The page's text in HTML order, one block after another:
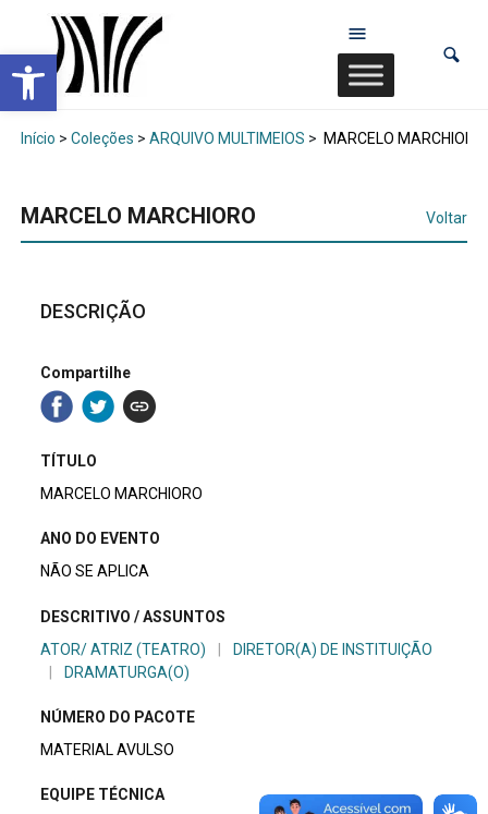
Abrir a barra de ferramentas
Início > Coleções > ARQUIVO MULTIMEIOS > MARCELO MARCHIORO
MARCELO MARCHIORO Voltar
DESCRIÇÃO
Compartilhe
TÍTULO
MARCELO MARCHIORO
ANO DO EVENTO
NÃO SE APLICA
DESCRITIVO / ASSUNTOS
ATOR/ ATRIZ (TEATRO)
DIRETOR(A) DE INSTITUIÇÃO
DRAMATURGA(O)
NÚMERO DO PACOTE
MATERIAL AVULSO
EQUIPE TÉCNICA